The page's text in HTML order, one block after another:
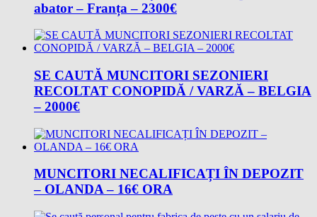
abator – Franța – 2300€
SE CAUTĂ MUNCITORI SEZONIERI
RECOLTAT CONOPIDĂ / VARZĂ – BELGIA
– 2000€
MUNCITORI NECALIFICAȚI ÎN DEPOZIT
– OLANDA – 16€ ORA